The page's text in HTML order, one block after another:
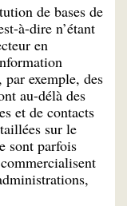
de bases de
à-dire n’étant
en
exemple, des
au-délà des
et de contacts
sur le
sont parfois